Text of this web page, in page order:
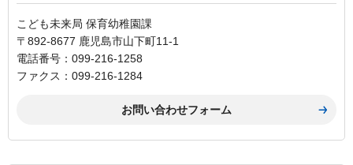
こども未来局 保育幼稚園課
〒892-8677 鹿児島市山下町11-1
電話番号：099-216-1258
ファクス：099-216-1284